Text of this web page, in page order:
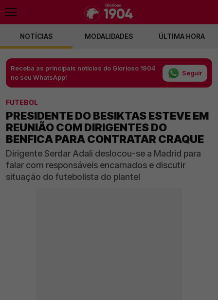
NOTÍCIAS MODALIDADES ÚLTIMA HORA
Receba as principais notícias do Glorioso 1904
no seu WhatsApp!
Seguir
FUTEBOL
PRESIDENTE DO BESIKTAS ESTEVE EM
REUNIÃO COM DIRIGENTES DO
BENFICA PARA CONTRATAR CRAQUE
Dirigente Serdar Adali deslocou-se a Madrid para
falar com responsáveis encarnados e discutir
situação do futebolista do plantel